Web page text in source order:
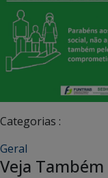
Categorias :
Geral
Veja Também